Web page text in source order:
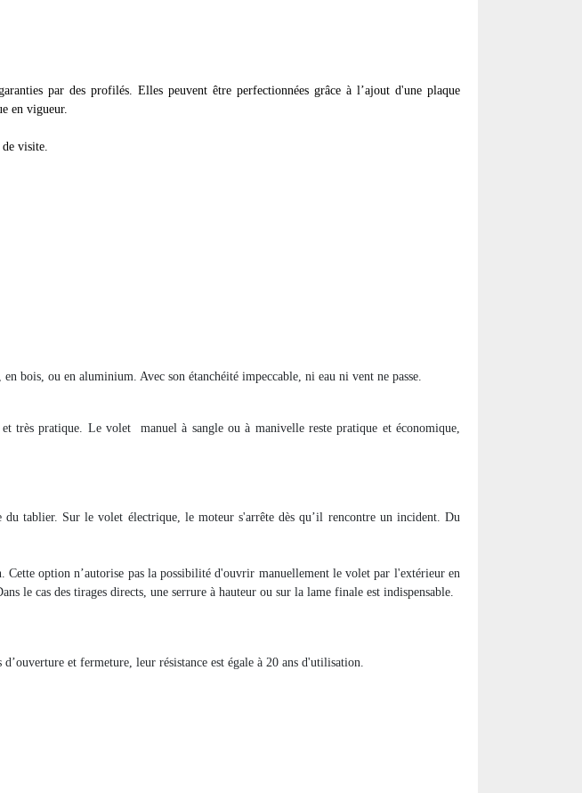
par des profilés. Elles peuvent être perfectionnées grâce à l’ajout d'une plaque
en vigueur.
visite.
bois, ou en aluminium. Avec son étanchéité impeccable, ni eau ni vent ne passe.
très pratique. Le volet
manuel à sangle ou à manivelle reste pratique et économique,
du tablier. Sur le volet électrique, le moteur s'arrête dès qu’il rencontre un incident. Du
Cette option n’autorise pas la possibilité d'ouvrir manuellement le volet par l'extérieur en
le cas des tirages directs, une serrure à hauteur ou sur la lame finale est indispensable.
et fermeture, leur résistance est égale à 20 ans d'utilisation.